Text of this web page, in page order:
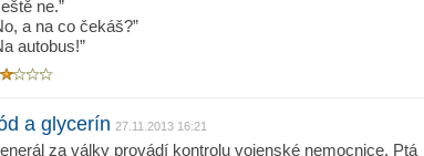
ne.”
a na co čekáš?”
autobus!”
a glycerín 27.11.2013 16:21
za války provádí kontrolu vojenské nemocnice. Ptá